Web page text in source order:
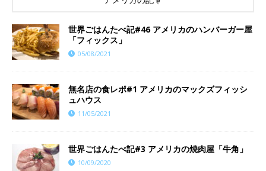
世界ごはんたべ記#46 アメリカのハンバーガー屋
「フィックス」
05/08/2021
無名店の食レポ#1 アメリカのマックズフィッシ
ュハウス
11/05/2021
世界ごはんたべ記#3 アメリカの焼肉屋「牛角」
10/09/2020